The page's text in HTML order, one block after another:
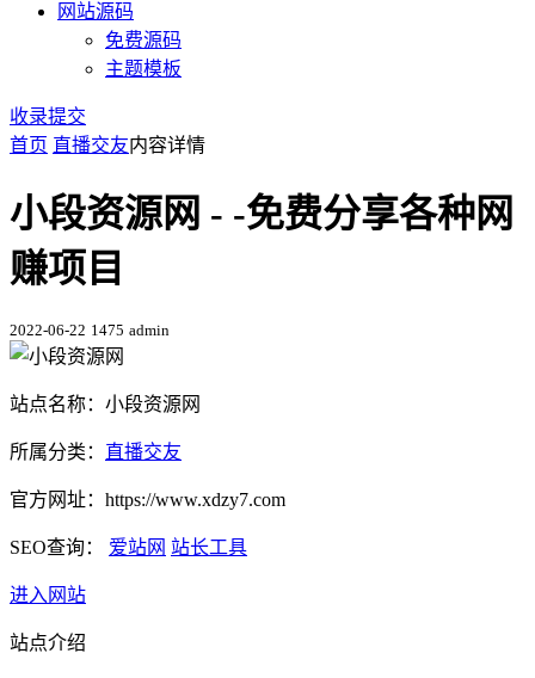
网站源码
免费源码
主题模板
收录提交
首页 直播交友内容详情
小段资源网 - -免费分享各种网
赚项目
2022-06-22 1475 admin
站点名称：小段资源网
所属分类： 直播交友
官方网址：https://www.xdzy7.com
SEO查询： 爱站网 站长工具
进入网站
站点介绍